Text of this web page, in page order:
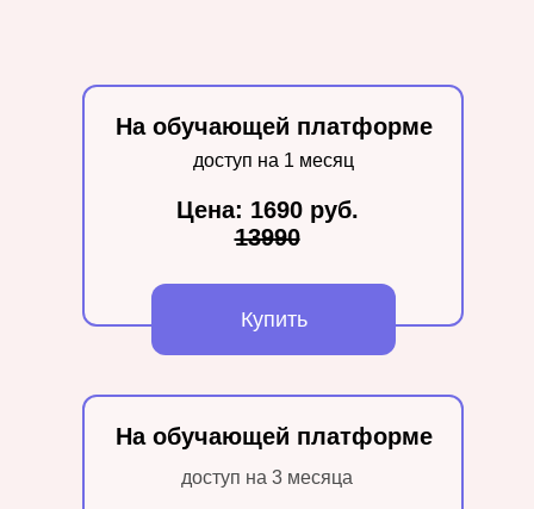
На обучающей платформе
Цена: 1690 руб.
13990
доступ на 1 месяц
доступ на 3 месяца
Купить
На обучающей платформе